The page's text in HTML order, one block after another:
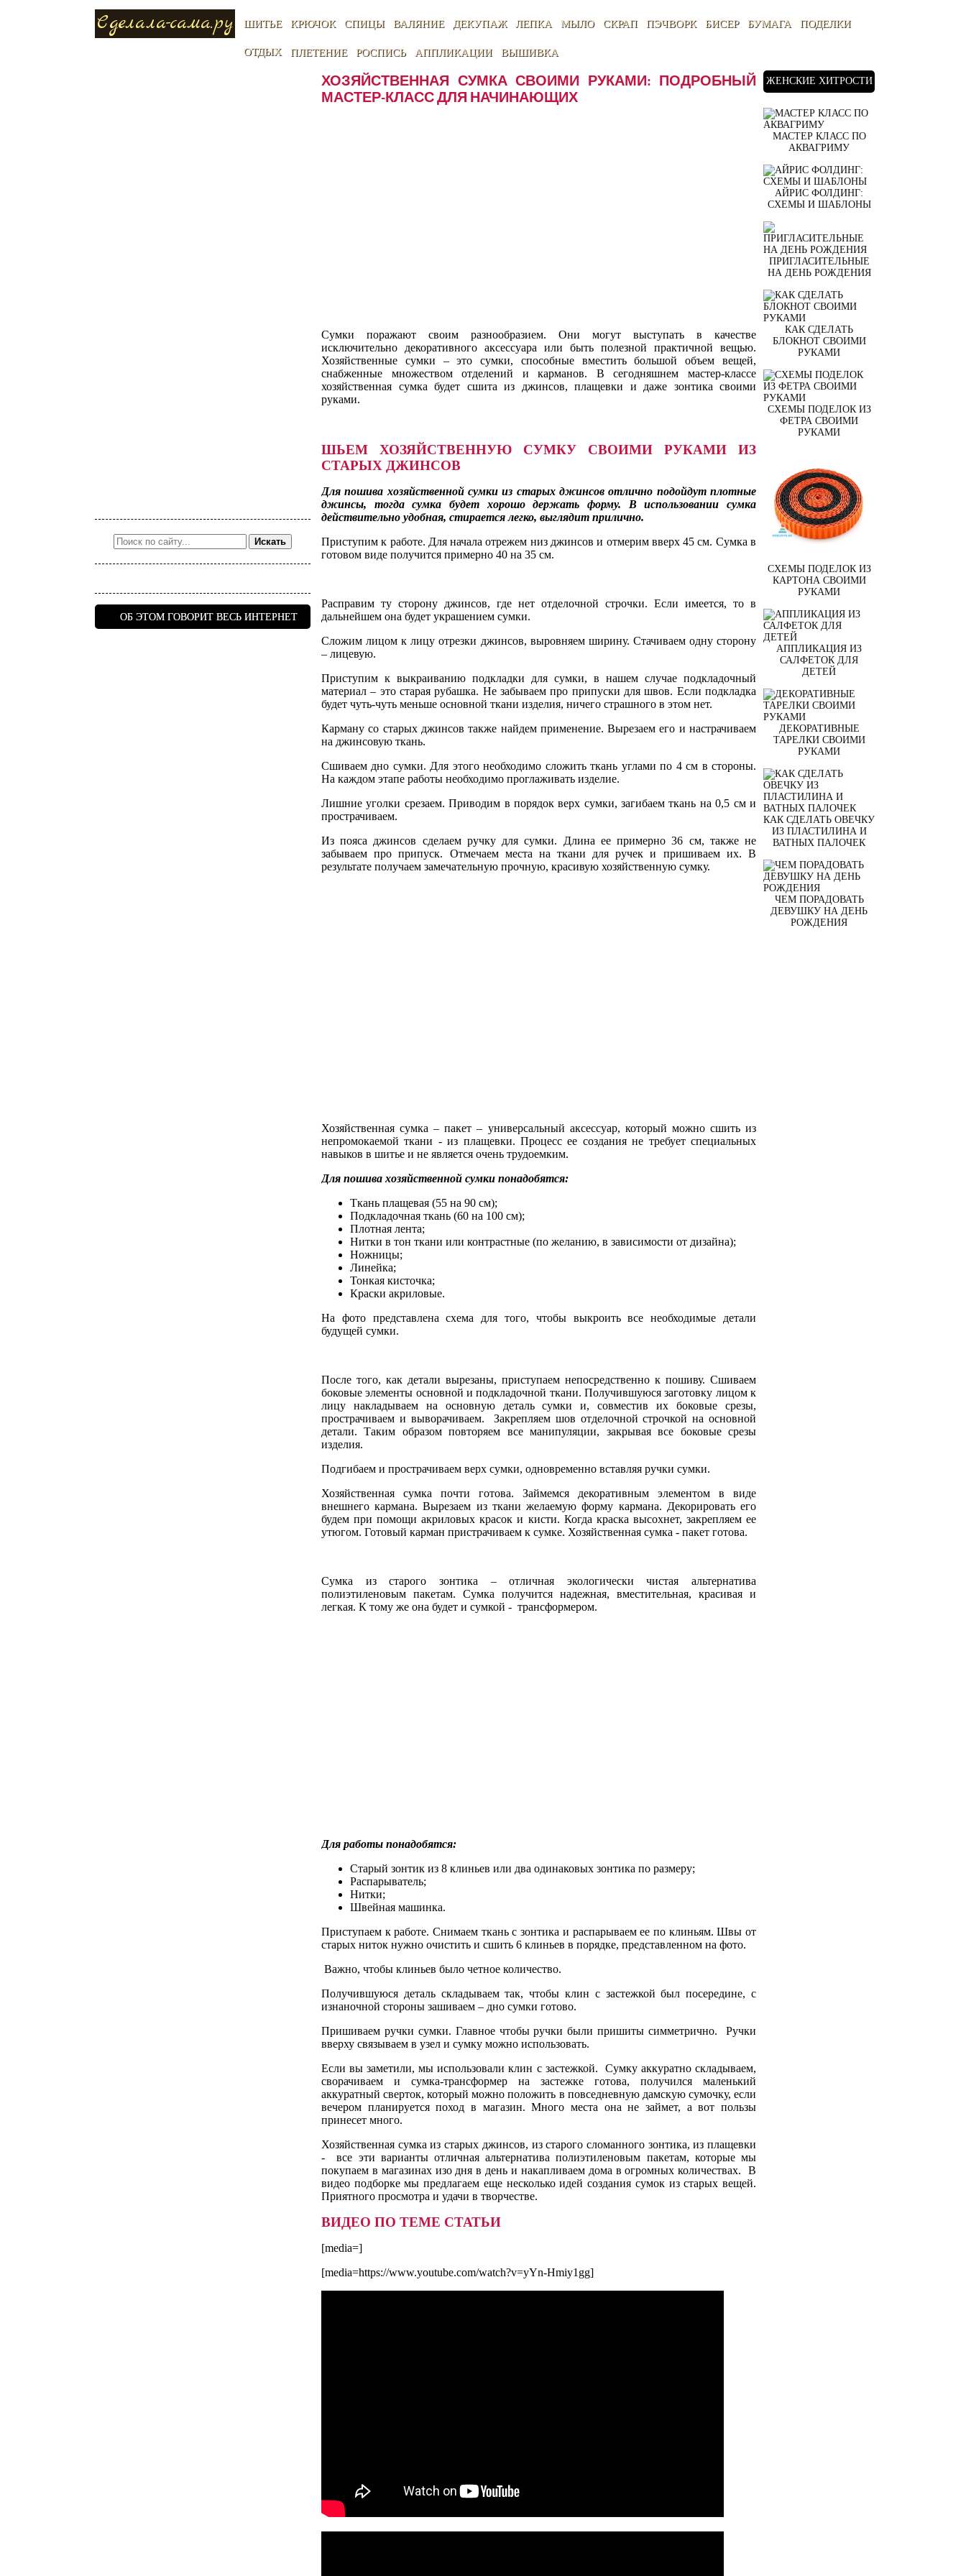
Сделала-сама.ру ШИТЬЕ КРЮЧОК СПИЦЫ ВАЛЯНИЕ ДЕКУПАЖ ЛЕПКА МЫЛО СКРАП ПЭЧВОРК БИСЕР БУМАГА ПОДЕЛКИ
ОТДЫХ ПЛЕТЕНИЕ РОСПИСЬ АППЛИКАЦИИ ВЫШИВКА
Искать
ОБ ЭТОМ ГОВОРИТ ВЕСЬ ИНТЕРНЕТ
ЖЕНСКИЕ ХИТРОСТИ
МАСТЕР КЛАСС ПО
АКВАГРИМУ
АЙРИС ФОЛДИНГ:
СХЕМЫ И ШАБЛОНЫ
ПРИГЛАСИТЕЛЬНЫЕ
НА ДЕНЬ РОЖДЕНИЯ
КАК СДЕЛАТЬ
БЛОКНОТ СВОИМИ
РУКАМИ
СХЕМЫ ПОДЕЛОК ИЗ
ФЕТРА СВОИМИ
РУКАМИ
СХЕМЫ ПОДЕЛОК ИЗ
КАРТОНА СВОИМИ
РУКАМИ
АППЛИКАЦИЯ ИЗ
САЛФЕТОК ДЛЯ
ДЕТЕЙ
ДЕКОРАТИВНЫЕ
ТАРЕЛКИ СВОИМИ
РУКАМИ
КАК СДЕЛАТЬ ОВЕЧКУ
ИЗ ПЛАСТИЛИНА И
ВАТНЫХ ПАЛОЧЕК
ЧЕМ ПОРАДОВАТЬ
ДЕВУШКУ НА ДЕНЬ
РОЖДЕНИЯ
ХОЗЯЙСТВЕННАЯ СУМКА СВОИМИ РУКАМИ: ПОДРОБНЫЙ
МАСТЕР-КЛАСС ДЛЯ НАЧИНАЮЩИХ
Сумки поражают своим разнообразием. Они могут выступать в качестве
исключительно декоративного аксессуара или быть полезной практичной вещью.
Хозяйственные сумки – это сумки, способные вместить большой объем вещей,
снабженные множеством отделений и карманов. В сегодняшнем мастер-классе
хозяйственная сумка будет сшита из джинсов, плащевки и даже зонтика своими
руками.
ШЬЕМ ХОЗЯЙСТВЕННУЮ СУМКУ СВОИМИ РУКАМИ ИЗ
СТАРЫХ ДЖИНСОВ
Для пошива хозяйственной сумки из старых джинсов отлично подойдут плотные
джинсы, тогда сумка будет хорошо держать форму. В использовании сумка
действительно удобная, стирается легко, выглядит прилично.
Приступим к работе. Для начала отрежем низ джинсов и отмерим вверх 45 см. Сумка в
готовом виде получится примерно 40 на 35 см.
Расправим ту сторону джинсов, где нет отделочной строчки. Если имеется, то в
дальнейшем она будет украшением сумки.
Сложим лицом к лицу отрезки джинсов, выровняем ширину. Стачиваем одну сторону
– лицевую.
Приступим к выкраиванию подкладки для сумки, в нашем случае подкладочный
материал – это старая рубашка. Не забываем про припуски для швов. Если подкладка
будет чуть-чуть меньше основной ткани изделия, ничего страшного в этом нет.
Карману со старых джинсов также найдем применение. Вырезаем его и настрачиваем
на джинсовую ткань.
Сшиваем дно сумки. Для этого необходимо сложить ткань углами по 4 см в стороны.
На каждом этапе работы необходимо проглаживать изделие.
Лишние уголки срезаем. Приводим в порядок верх сумки, загибаем ткань на 0,5 см и
прострачиваем.
Из пояса джинсов сделаем ручку для сумки. Длина ее примерно 36 см, также не
забываем про припуск. Отмечаем места на ткани для ручек и пришиваем их. В
результате получаем замечательную прочную, красивую хозяйственную сумку.
Хозяйственная сумка – пакет – универсальный аксессуар, который можно сшить из
непромокаемой ткани - из плащевки. Процесс ее создания не требует специальных
навыков в шитье и не является очень трудоемким.
Для пошива хозяйственной сумки понадобятся:
Ткань плащевая (55 на 90 см);
Подкладочная ткань (60 на 100 см);
Плотная лента;
Нитки в тон ткани или контрастные (по желанию, в зависимости от дизайна);
Ножницы;
Линейка;
Тонкая кисточка;
Краски акриловые.
На фото представлена схема для того, чтобы выкроить все необходимые детали
будущей сумки.
После того, как детали вырезаны, приступаем непосредственно к пошиву. Сшиваем
боковые элементы основной и подкладочной ткани. Получившуюся заготовку лицом к
лицу накладываем на основную деталь сумки и, совместив их боковые срезы,
прострачиваем и выворачиваем. Закрепляем шов отделочной строчкой на основной
детали. Таким образом повторяем все манипуляции, закрывая все боковые срезы
изделия.
Подгибаем и прострачиваем верх сумки, одновременно вставляя ручки сумки.
Хозяйственная сумка почти готова. Займемся декоративным элементом в виде
внешнего кармана. Вырезаем из ткани желаемую форму кармана. Декорировать его
будем при помощи акриловых красок и кисти. Когда краска высохнет, закрепляем ее
утюгом. Готовый карман пристрачиваем к сумке. Хозяйственная сумка - пакет готова.
Сумка из старого зонтика – отличная экологически чистая альтернатива
полиэтиленовым пакетам. Сумка получится надежная, вместительная, красивая и
легкая. К тому же она будет и сумкой - трансформером.
Для работы понадобятся:
Старый зонтик из 8 клиньев или два одинаковых зонтика по размеру;
Распарыватель;
Нитки;
Швейная машинка.
Приступаем к работе. Снимаем ткань с зонтика и распарываем ее по клиньям. Швы от
старых ниток нужно очистить и сшить 6 клиньев в порядке, представленном на фото.
Важно, чтобы клиньев было четное количество.
Получившуюся деталь складываем так, чтобы клин с застежкой был посередине, с
изнаночной стороны зашиваем – дно сумки готово.
Пришиваем ручки сумки. Главное чтобы ручки были пришиты симметрично. Ручки
вверху связываем в узел и сумку можно использовать.
Если вы заметили, мы использовали клин с застежкой. Сумку аккуратно складываем,
сворачиваем и сумка-трансформер на застежке готова, получился маленький
аккуратный сверток, который можно положить в повседневную дамскую сумочку, если
вечером планируется поход в магазин. Много места она не займет, а вот пользы
принесет много.
Хозяйственная сумка из старых джинсов, из старого сломанного зонтика, из плащевки
- все эти варианты отличная альтернатива полиэтиленовым пакетам, которые мы
покупаем в магазинах изо дня в день и накапливаем дома в огромных количествах. В
видео подборке мы предлагаем еще несколько идей создания сумок из старых вещей.
Приятного просмотра и удачи в творчестве.
ВИДЕО ПО ТЕМЕ СТАТЬИ
[media=]
[media=https://www.youtube.com/watch?v=yYn-Hmiy1gg]